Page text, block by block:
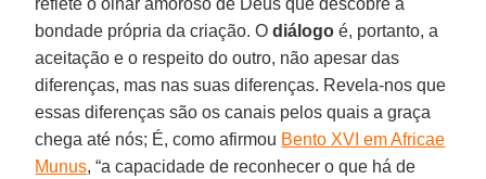
bondade própria da criação. Odiálogo é, portanto, a
aceitação e o respeito do outro, não apesar das
diferenças, mas nas suas diferenças. Revela-nos que
essas diferenças são os canais pelos quais a graça
chega até nós; É, como afirmou Bento XVI em Africae
Munus, “a capacidade de reconhecer o que há de